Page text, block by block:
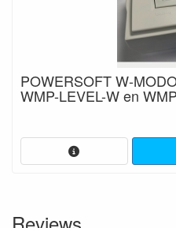
POWERSOFT W-
WMP-LEVEL-W en
Reviews